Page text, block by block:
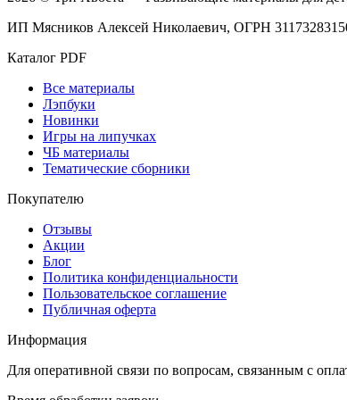
ИП Мясников Алексей Николаевич, ОГРН
Каталог PDF
Все материалы
Лэпбуки
Новинки
Игры на липучках
ЧБ материалы
Тематические сборники
Покупателю
Отзывы
Акции
Блог
Политика конфиденциальности
Пользовательское соглашение
Публичная оферта
Информация
Для оперативной связи по вопросам, связанным с